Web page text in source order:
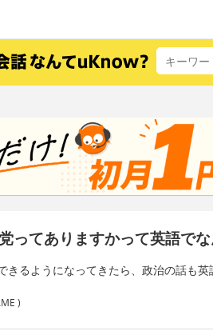
ってありますかって英語で
きるようになってきたら、政治の話も
)